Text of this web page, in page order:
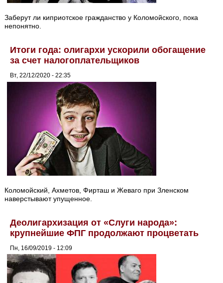
Заберут ли киприотское гражданство у Коломойского, пока
непонятно.
Итоги года: олигархи ускорили обогащение
за счет налогоплательщиков
Вт, 22/12/2020 - 22:35
Коломойский, Ахметов, Фирташ и Жеваго при Зленском
наверстывают упущенное.
Деолигархизация от «Слуги народа»:
крупнейшие ФПГ продолжают процветать
Пн, 16/09/2019 - 12:09